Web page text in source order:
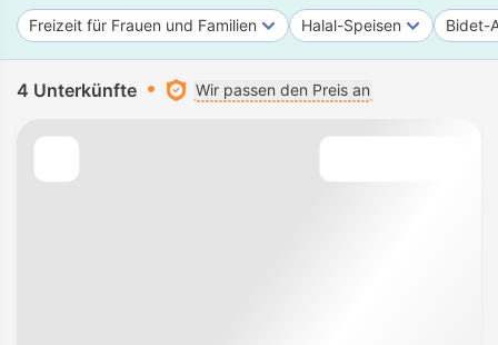
Freizeit für Frauen und Familien Halal-Speisen Bidet-
4 Unterkünfte Wir passen den Preis an